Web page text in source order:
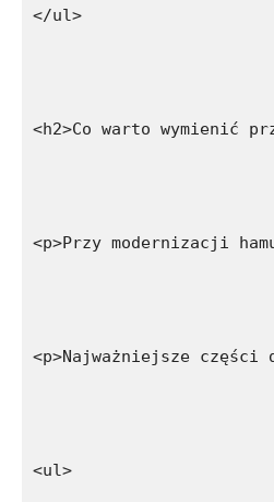
</ul>
<h2>Co warto wymienić
<p>Przy modernizacji
<p>Najważniejsze części
<ul>